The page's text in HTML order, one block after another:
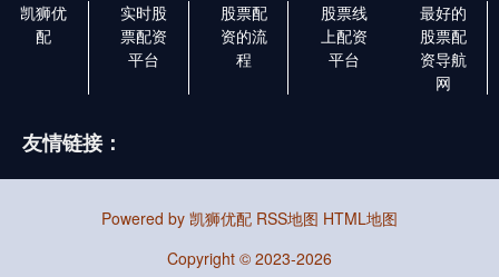
凯狮优
配
实时股
票配资
平台
股票配
资的流
程
股票线
上配资
平台
最好的
股票配
资导航
网
友情链接：
Powered by 凯狮优配 RSS地图 HTML地图
Copyright © 2023-2026